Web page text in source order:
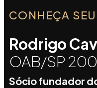
CONHEÇA
Rodrigo
OAB/SP
Sócio fundador